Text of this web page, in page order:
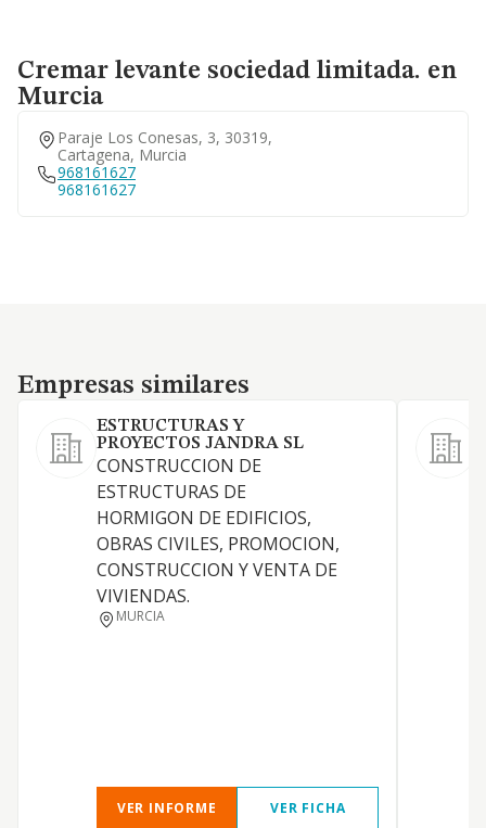
Cremar levante sociedad limitada. en
Murcia
Paraje Los Conesas, 3, 30319,
Cartagena, Murcia
968161627
968161627
Empresas similares
Empresas similares
ESTRUCTURAS Y
PROYECTOS JANDRA SL
CONSTRUCCION DE
ESTRUCTURAS DE
HORMIGON DE EDIFICIOS,
OBRAS CIVILES, PROMOCION,
CONSTRUCCION Y VENTA DE
VIVIENDAS.
MURCIA
VER INFORME VER FICHA